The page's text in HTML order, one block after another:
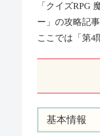
「クイズRPG
ー」の攻略記事
ここでは「第4
基本情報